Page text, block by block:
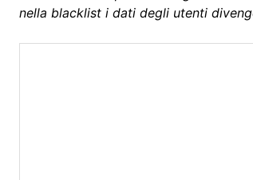
nella blacklist i dati degli utenti